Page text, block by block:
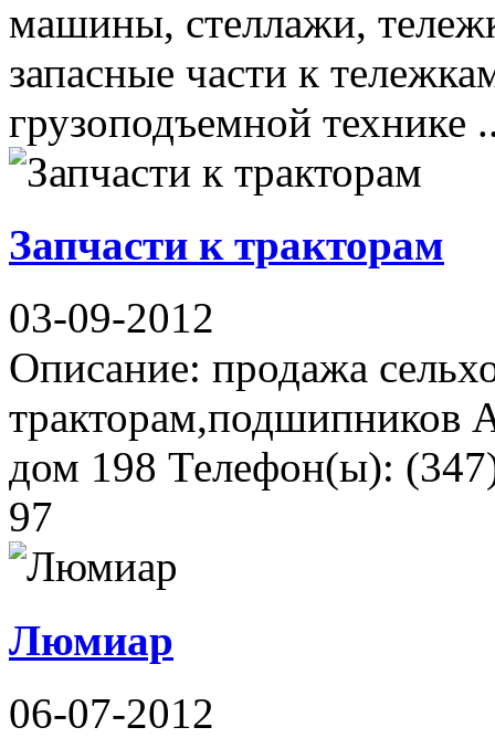
машины, стеллажи,
запасные части к
грузоподъемной технике
Запчасти к тракторам
03-09-2012
Описание: продажа
тракторам,подшипников
дом 198 Телефон(ы):
97
Люмиар
06-07-2012